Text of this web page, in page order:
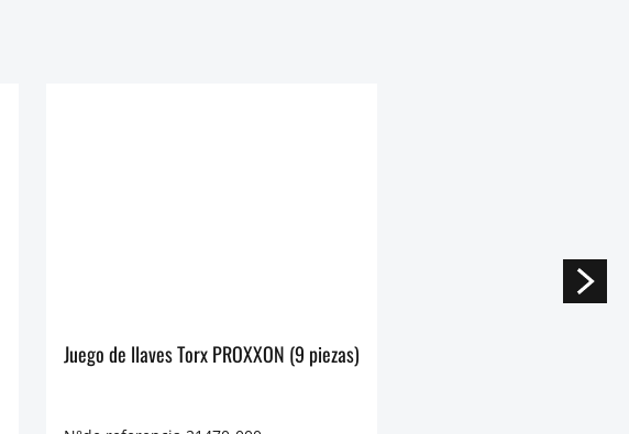
Juego de llaves Torx PROXXON (9 piezas)